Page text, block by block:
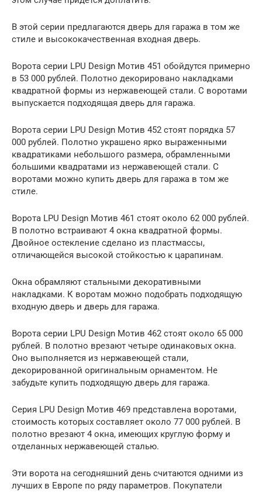
В этой серии предлагаются дверь для гаража в том же
стиле и высококачественная входная дверь.
Ворота серии LPU Design Мотив 451 обойдутся примерно
в 53 000 рублей. Полотно декорировано накладками
квадратной формы из нержавеющей стали. С воротами
выпускается подходящая дверь для гаража.
Ворота серии LPU Design Мотив 452 стоят порядка 57
000 рублей. Полотно украшено ярко выраженными
квадратиками небольшого размера, обрамленными
большими квадратами из нержавеющей стали. С
воротами можно купить дверь для гаража в том же
стиле.
Ворота LPU Design Мотив 461 стоят около 62 000 рублей.
В полотно встраивают 4 окна квадратной формы.
Двойное остекление сделано из пластмассы,
отличающейся высокой стойкостью к царапинам.
Окна обрамляют стальными декоративными
накладками. К воротам можно подобрать подходящую
входную дверь и дверь для гаража.
Ворота серии LPU Design Мотив 462 стоят около 65 000
рублей. В полотно врезают четыре одинаковых окна.
Оно выполняется из нержавеющей стали,
декорированной оригинальным орнаментом. Не
забудьте купить подходящую дверь для гаража.
Серия LPU Design Мотив 469 представлена воротами,
стоимость которых составляет около 77 000 рублей. В
полотно врезают 4 окна, имеющих круглую форму и
отделанных нержавеющей сталью.
Эти ворота на сегодняшний день считаются одними из
лучших в Европе по ряду параметров. Покупатели